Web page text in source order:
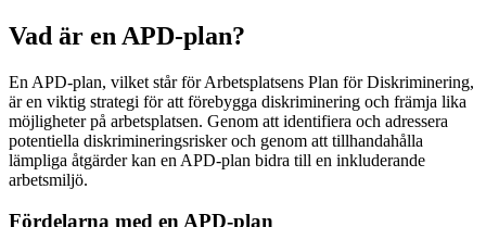
Vad är en APD-plan?
En APD-plan, vilket står för Arbetsplatsens Plan för Diskriminering,
är en viktig strategi för att förebygga diskriminering och främja lika
möjligheter på arbetsplatsen. Genom att identifiera och adressera
potentiella diskrimineringsrisker och genom att tillhandahålla
lämpliga åtgärder kan en APD-plan bidra till en inkluderande
arbetsmiljö.
Fördelarna med en APD-plan